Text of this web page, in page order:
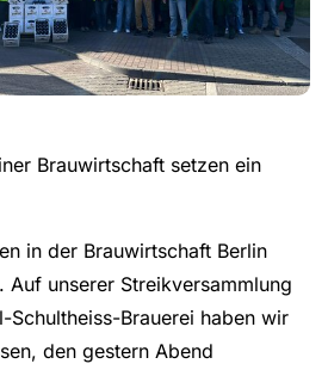
Brauwirtschaft setzen ein
in der Brauwirtschaft Berlin
Auf unserer Streikversammlung
Brauerei haben wir
den gestern Abend